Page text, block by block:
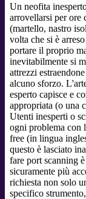
Un neofita
arrovellarsi per ore
(martello, nastro
volta che si è
portare il proprio
inevitabilmente si
attrezzi
alcuno sforzo.
esperto capisce e
appropriata (o una
Utenti inesperti o
ogni problema con
free (in lingua
questo è lasciato
fare port scanning
sicuramente più
richiesta non solo
specifico